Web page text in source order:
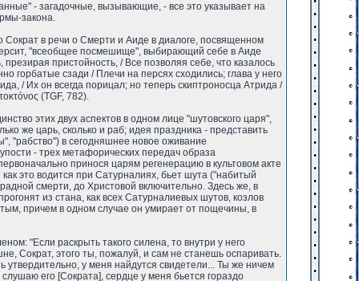
- загадочные, вызывающие, - все это указывает на
закона.
Сократ в речи о Смерти и Аиде в диалоге, посвященном
"всеобщее посмешище", выбирающий себе в Аиде
пристойность, / Все позволяя себе, что казалось
сзади / Плечи на персях сходились; глава у него
/ Их он всегда порицал; но теперь скиптроносца Атрида /
(TGF, 782).
этих двух аспектов в одном лице "шутовского царя",
же царь, сколько и раб; идея праздника - представить
"рабство") в сегодняшнее новое оживание
- трех метафорических передач образа
принося царям регенерацию в культовом акте
это водится при Сатурналиях, бьет шута ("набитый
смерти, до Христовой включительно. Здесь же, в
из стана, как всех Сатурналиевых шутов, козлов
причем в одном случае он умирает от пощечины, в
"Если раскрыть такого силена, то внутри у него
Сократ, этого ты, пожалуй, и сам не станешь оспаривать.
у меня найдутся свидетели... Ты же ничем
его [Сократа], сердце у меня бьется гораздо